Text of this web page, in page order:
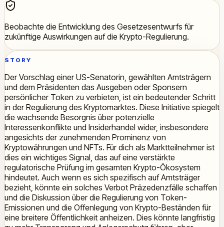
Beobachte die Entwicklung des Gesetzesentwurfs für
zukünftige Auswirkungen auf die Krypto-Regulierung.
STORY
Der Vorschlag einer US-Senatorin, gewählten Amtsträgern
und dem Präsidenten das Ausgeben oder Sponsern
persönlicher Token zu verbieten, ist ein bedeutender Schritt
in der Regulierung des Kryptomarktes. Diese Initiative spiegelt
die wachsende Besorgnis über potenzielle
Interessenkonflikte und Insiderhandel wider, insbesondere
angesichts der zunehmenden Prominenz von
Kryptowährungen und NFTs. Für dich als Marktteilnehmer ist
dies ein wichtiges Signal, das auf eine verstärkte
regulatorische Prüfung im gesamten Krypto-Ökosystem
hindeutet. Auch wenn es sich spezifisch auf Amtsträger
bezieht, könnte ein solches Verbot Präzedenzfälle schaffen
und die Diskussion über die Regulierung von Token-
Emissionen und die Offenlegung von Krypto-Beständen für
eine breitere Öffentlichkeit anheizen. Dies könnte langfristig